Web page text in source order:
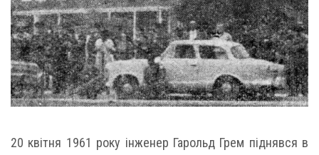
20 квітня 1961 року інженер Гарольд Грем піднявся в